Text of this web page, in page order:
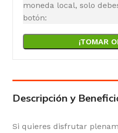
moneda local, solo
botón:
¡TOMAR
Descripción y
Si quieres disfrutar